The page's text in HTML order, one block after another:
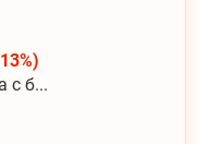
с б...